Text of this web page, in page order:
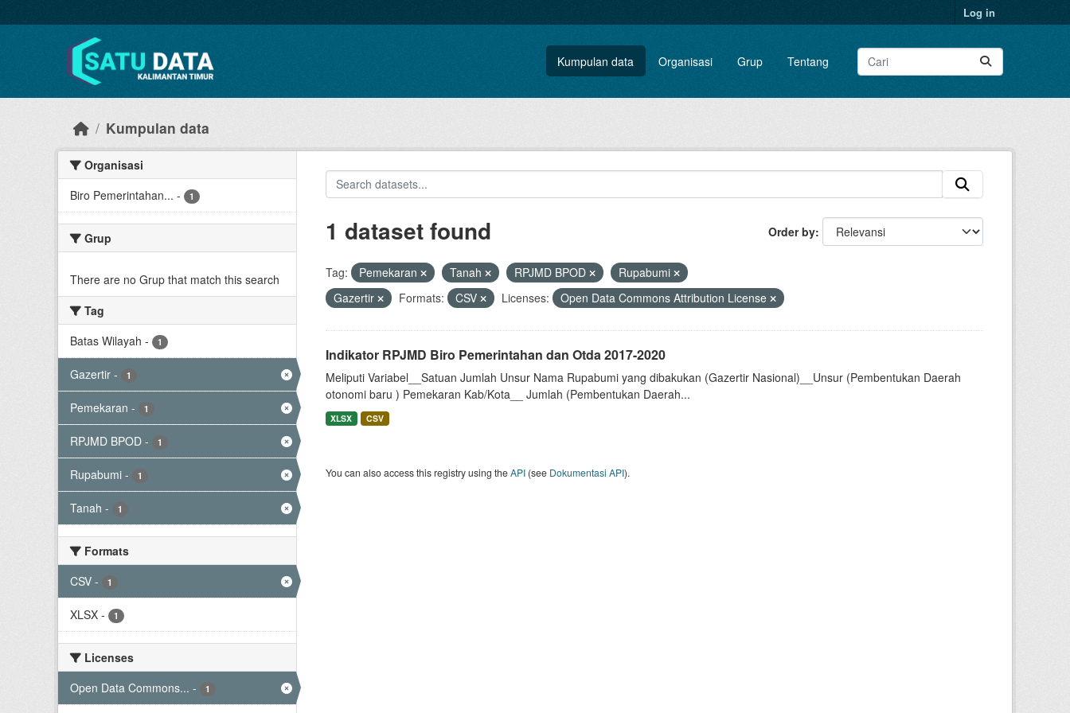
Log in
Kumpulan data Organisasi Grup Tentang
Kumpulan data
Organisasi
Biro Pemerintahan... - 1
Grup
There are no Grup that match this search
Tag
Batas Wilayah - 1
Gazertir - 1
Pemekaran - 1
RPJMD BPOD - 1
Rupabumi - 1
Tanah - 1
Formats
CSV - 1
XLSX - 1
Licenses
Open Data Commons... - 1
Order by
1 dataset found
Tag: Pemekaran Tanah RPJMD BPOD
Rupabumi
Gazertir
Formats: CSV Licenses: Open Data Commons Attribution License
Indikator RPJMD Biro Pemerintahan dan Otda 2017-2020
Meliputi Variabel__Satuan Jumlah Unsur Nama Rupabumi yang dibakukan (Gazertir Nasional)__Unsur (Pembentukan Daerah
otonomi baru ) Pemekaran Kab/Kota__ Jumlah (Pembentukan Daerah...
XLSX CSV
You can also access this registry using theAPI(see Dokumentasi API).